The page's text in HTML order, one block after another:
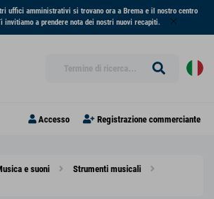
uffici amministrativi si trovano ora a Brema e il nostro centro
invitiamo a prendere nota dei nostri nuovi recapiti.
Accesso Registrazione commerciante
e suoni
Strumenti musicali